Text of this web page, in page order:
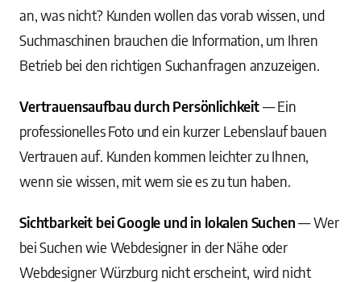
an, was nicht? Kunden wollen das vorab wissen, und
Suchmaschinen brauchen die Information, um Ihren
Betrieb bei den richtigen Suchanfragen anzuzeigen.
Vertrauensaufbau durch Persönlichkeit— Ein
professionelles Foto und ein kurzer Lebenslauf bauen
Vertrauen auf. Kunden kommen leichter zu Ihnen,
wenn sie wissen, mit wem sie es zu tun haben.
Sichtbarkeit bei Google und in lokalen Suchen— Wer
bei Suchen wie Webdesigner in der Nähe oder
Webdesigner Würzburg nicht erscheint, wird nicht